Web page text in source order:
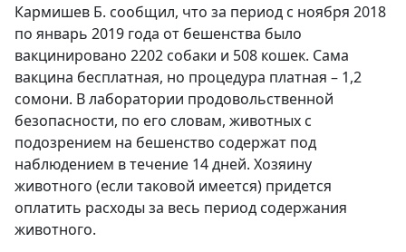
Кармишев Б. сообщил, что за период с ноября 2018
по январь 2019 года от бешенства было
вакцинировано 2202 собаки и 508 кошек. Сама
вакцина бесплатная, но процедура платная – 1,2
сомони. В лаборатории продовольственной
безопасности, по его словам, животных с
подозрением на бешенство содержат под
наблюдением в течение 14 дней. Хозяину
животного (если таковой имеется) придется
оплатить расходы за весь период содержания
животного.